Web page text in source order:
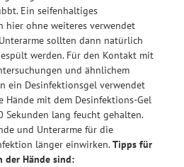
Ein seifenhaltiges
hier ohne weiteres verwendet
sollten dann natürlich
werden. Für den Kontakt mit
und ähnlichem
ein Desinfektionsgel verwendet
Hände mit dem Desinfektions-Gel
Sekunden lang feucht gehalten.
und Unterarme für die
länger einwirken.Tipps für
der Hände sind: